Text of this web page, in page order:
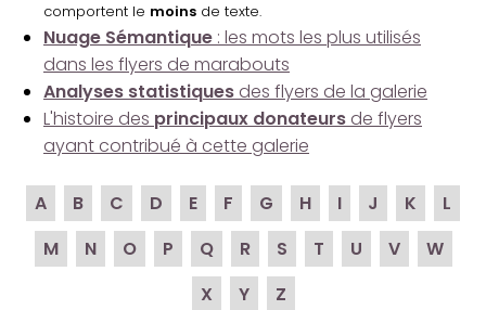
comportent le moins de texte.
Nuage Sémantique : les mots les plus utilisés
dans les flyers de marabouts
Analyses statistiques des flyers de la galerie
L'histoire des principaux donateurs de flyers
ayant contribué à cette galerie
A B C D E F G H I J K
L
M
N O P Q R S T U V
W
X
Y Z